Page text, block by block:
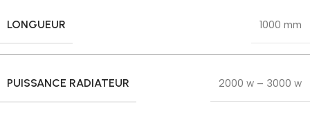
LONGUEUR 1000 mm
PUISSANCE RADIATEUR 2000 w – 3000 w